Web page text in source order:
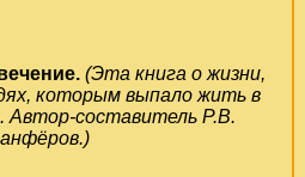
(Эта книга о жизни,
которым выпало жить в
Автор-составитель Р.В.